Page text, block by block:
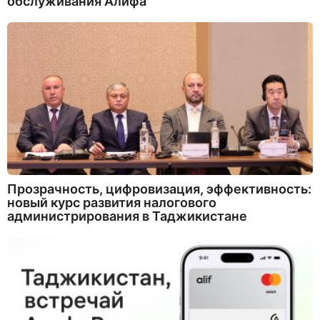
Прозрачность, цифровизация, эффективность:
новый курс развития налогового
администрирования в Таджикистане